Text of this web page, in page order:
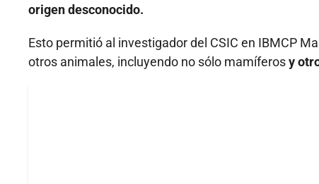
origen desconocido.
Esto permitió al investigador del CSIC en IBMCP
otros animales, incluyendo no sólo mamíferosy